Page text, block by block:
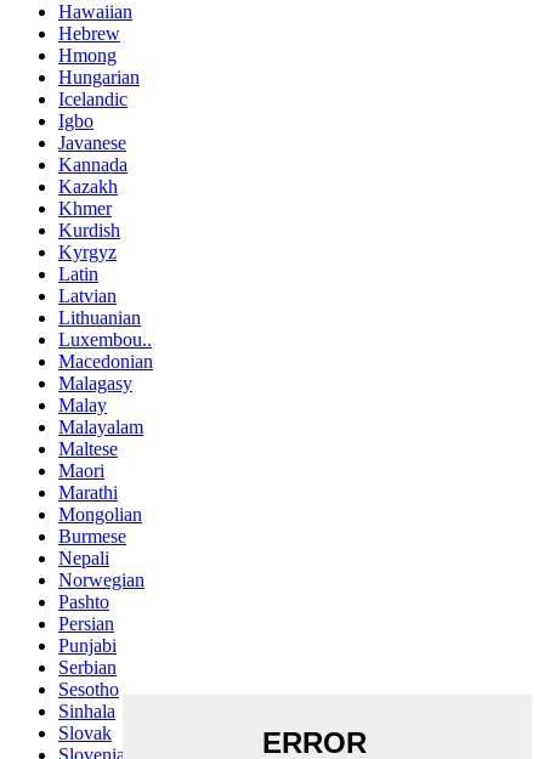
Hawaiian
Hebrew
Hmong
Hungarian
Icelandic
Igbo
Javanese
Kannada
Kazakh
Khmer
Kurdish
Kyrgyz
Latin
Latvian
Lithuanian
Luxembou..
Macedonian
Malagasy
Malay
Malayalam
Maltese
Maori
Marathi
Mongolian
Burmese
Nepali
Norwegian
Pashto
Persian
Punjabi
Serbian
Sesotho
Sinhala
Slovak
Slovenian